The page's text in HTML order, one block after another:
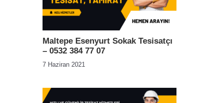
Maltepe Esenyurt Sokak Tesisatçı
– 0532 384 77 07
7 Haziran 2021